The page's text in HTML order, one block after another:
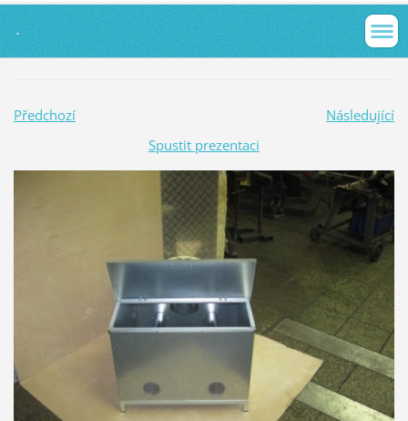
.
Předchozí
Následující
Spustit prezentaci